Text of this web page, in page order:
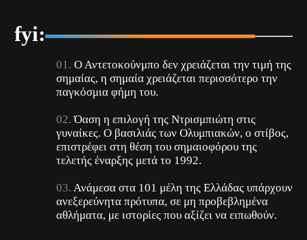
fyi:
Ο Αντετοκούνμπο δεν χρειάζεται την τιμή της
σημαίας, η σημαία χρειάζεται περισσότερο την
παγκόσμια φήμη του.
Όαση η επιλογή της Ντρισμπιώτη στις
γυναίκες. Ο βασιλιάς των Ολυμπιακών, ο στίβος,
επιστρέφει στη θέση του σημαιοφόρου της
τελετής έναρξης μετά το 1992.
Ανάμεσα στα 101 μέλη της Ελλάδας υπάρχουν
ανεξερεύνητα πρότυπα, σε μη προβεβλημένα
αθλήματα, με ιστορίες που αξίζει να ειπωθούν.